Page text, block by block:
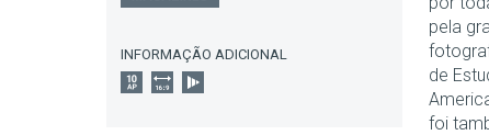
INFORMAÇÃO ADICIONAL
pela
de
foi